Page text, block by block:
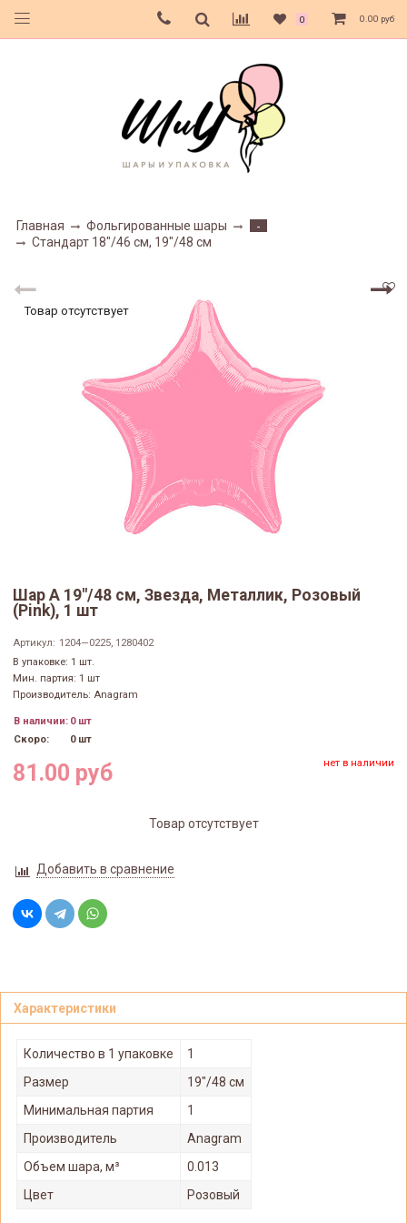
0 0.00 руб
Главная Фольгированные шары
-
Стандарт 18"/46 см, 19"/48 см
Товар отсутствует
Шар А 19"/48 см, Звезда, Металлик, Розовый
(Pink), 1 шт
Артикул: 1204—0225, 1280402
В упаковке: 1 шт.
Мин. партия: 1 шт
Производитель: Anagram
В наличии: 0 шт
Скоро:
0 шт
81.00 руб нет в наличии
Товар отсутствует
Добавить в сравнение
Характеристики
Количество в 1 упаковке
1
Размер
19"/48 см
Минимальная партия
1
Производитель
Anagram
Объем шара, м³
0.013
Цвет
Розовый